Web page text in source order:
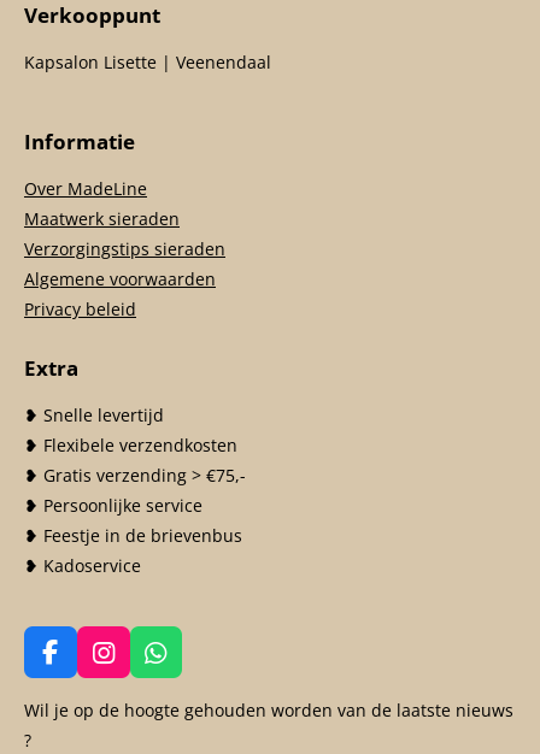
Verkooppunt
Kapsalon Lisette | Veenendaal
Informatie
Over MadeLine
Maatwerk sieraden
Verzorgingstips sieraden
Algemene voorwaarden
Privacy beleid
Extra
❥ Snelle levertijd
❥ Flexibele verzendkosten
❥ Gratis verzending > €75,-
❥ Persoonlijke service
❥ Feestje in de brievenbus
❥ Kadoservice
F
a
c
I
n
s
W
h
a
Wil je op de hoogte gehouden worden van de laatste nieuws
?